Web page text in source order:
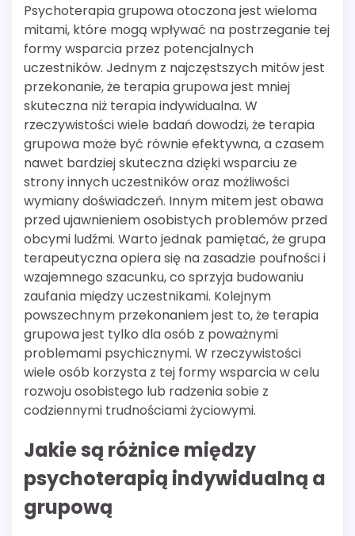
Psychoterapia grupowa otoczona jest wieloma
mitami, które mogą wpływać na postrzeganie tej
formy wsparcia przez potencjalnych
uczestników. Jednym z najczęstszych mitów jest
przekonanie, że terapia grupowa jest mniej
skuteczna niż terapia indywidualna. W
rzeczywistości wiele badań dowodzi, że terapia
grupowa może być równie efektywna, a czasem
nawet bardziej skuteczna dzięki wsparciu ze
strony innych uczestników oraz możliwości
wymiany doświadczeń. Innym mitem jest obawa
przed ujawnieniem osobistych problemów przed
obcymi ludźmi. Warto jednak pamiętać, że grupa
terapeutyczna opiera się na zasadzie poufności i
wzajemnego szacunku, co sprzyja budowaniu
zaufania między uczestnikami. Kolejnym
powszechnym przekonaniem jest to, że terapia
grupowa jest tylko dla osób z poważnymi
problemami psychicznymi. W rzeczywistości
wiele osób korzysta z tej formy wsparcia w celu
rozwoju osobistego lub radzenia sobie z
codziennymi trudnościami życiowymi.
Jakie są różnice między
psychoterapią indywidualną a
grupową